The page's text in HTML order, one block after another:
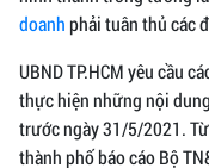
doanh phải tuân thủ các
UBND TP.HCM yêu cầu
thực hiện những nội
trước ngày 31/5/2021.
thành phố báo cáo Bộ